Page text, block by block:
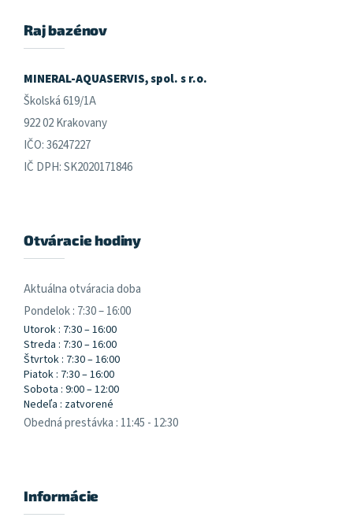
Raj bazénov
MINERAL-AQUASERVIS, spol. s r.o.
Školská 619/1A
922 02 Krakovany
IČO: 36247227
IČ DPH: SK2020171846
Otváracie hodiny
Aktuálna otváracia doba
Pondelok : 7:30 – 16:00
Utorok : 7:30 – 16:00
Streda : 7:30 – 16:00
Štvrtok : 7:30 – 16:00
Piatok : 7:30 – 16:00
Sobota : 9:00 – 12:00
Nedeľa : zatvorené
Obedná prestávka : 11:45 - 12:30
Informácie